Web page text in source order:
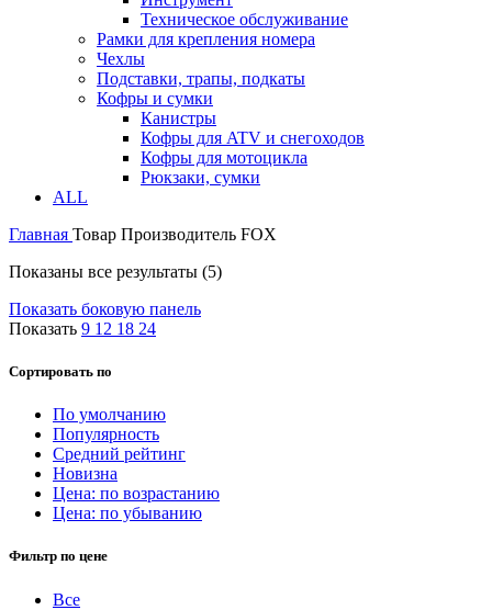
Техническое обслуживание
Рамки для крепления номера
Чехлы
Подставки, трапы, подкаты
Кофры и сумки
Канистры
Кофры для ATV и снегоходов
Кофры для мотоцикла
Рюкзаки, сумки
ALL
Главная Товар Производитель FOX
Показаны все результаты (5)
Показать боковую панель
Показать 9 12 18 24
Сортировать по
По умолчанию
Популярность
Средний рейтинг
Новизна
Цена: по возрастанию
Цена: по убыванию
Фильтр по цене
Все